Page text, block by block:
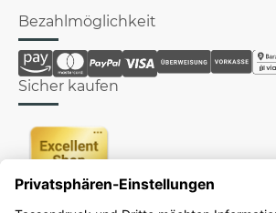
Bezahlmöglichkeit
Sicher kaufen